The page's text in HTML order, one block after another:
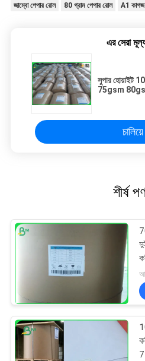
জাম্বো পেপার রোল 80 গ্রাম পেপার রোল A1
এর সেরা
সুপার হোয়াইট
75gsm
চালিয়ে
শীর্ষ